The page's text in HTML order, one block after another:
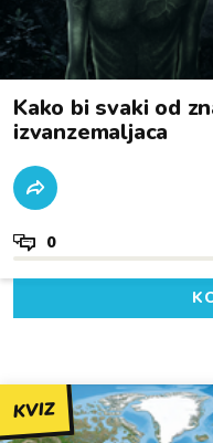
Kako bi svaki od
izvanzemaljaca
0
KVIZ